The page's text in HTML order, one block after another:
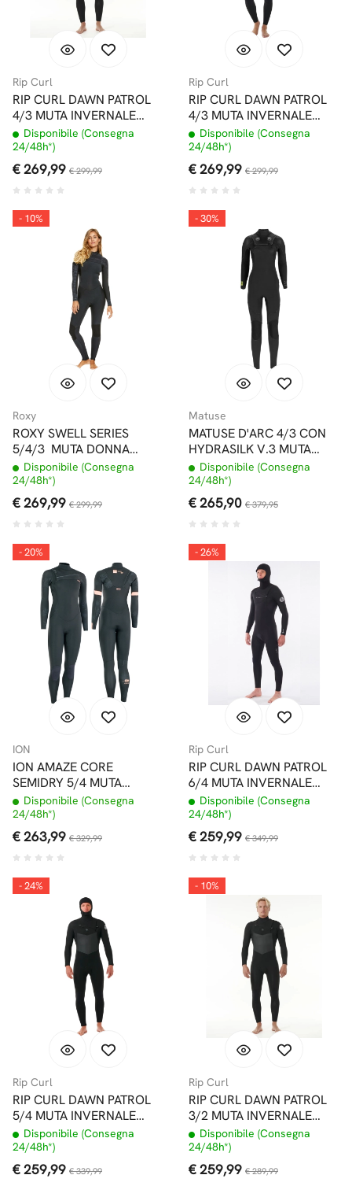
Rip Curl
RIP CURL DAWN PATROL
4/3 MUTA INVERNALE
FRONT ZIP
Disponibile (Consegna
24/48h*)
€ 269,99 € 299,99
Rip Curl
RIP CURL DAWN PATROL
4/3 MUTA INVERNALE
DONNA FRONT ZIP
Disponibile (Consegna
24/48h*)
€ 269,99 € 299,99
- 10%
Roxy
ROXY SWELL SERIES
5/4/3 MUTA DONNA
FRONT ZIP BLACK
Disponibile (Consegna
24/48h*)
€ 269,99 € 299,99
- 30%
Matuse
MATUSE D'ARC 4/3 CON
HYDRASILK V.3 MUTA
DONNA INVERNALE
FRONT ZIP
Disponibile (Consegna
24/48h*)
€ 265,90 € 379,95
- 20%
ION
ION AMAZE CORE
SEMIDRY 5/4 MUTA
DONNA FRONT ZIP
Disponibile (Consegna
24/48h*)
€ 263,99 € 329,99
- 26%
Rip Curl
RIP CURL DAWN PATROL
6/4 MUTA INVERNALE
CHEST ZIP CON
CAPPUCCIO
Disponibile (Consegna
24/48h*)
€ 259,99 € 349,99
- 24%
Rip Curl
RIP CURL DAWN PATROL
5/4 MUTA INVERNALE
CHEST ZIP CON
CAPPUCCIO
Disponibile (Consegna
24/48h*)
€ 259,99 € 339,99
- 10%
Rip Curl
RIP CURL DAWN PATROL
3/2 MUTA INVERNALE
FRONT ZIP BLACK
Disponibile (Consegna
24/48h*)
€ 259,99 € 289,99